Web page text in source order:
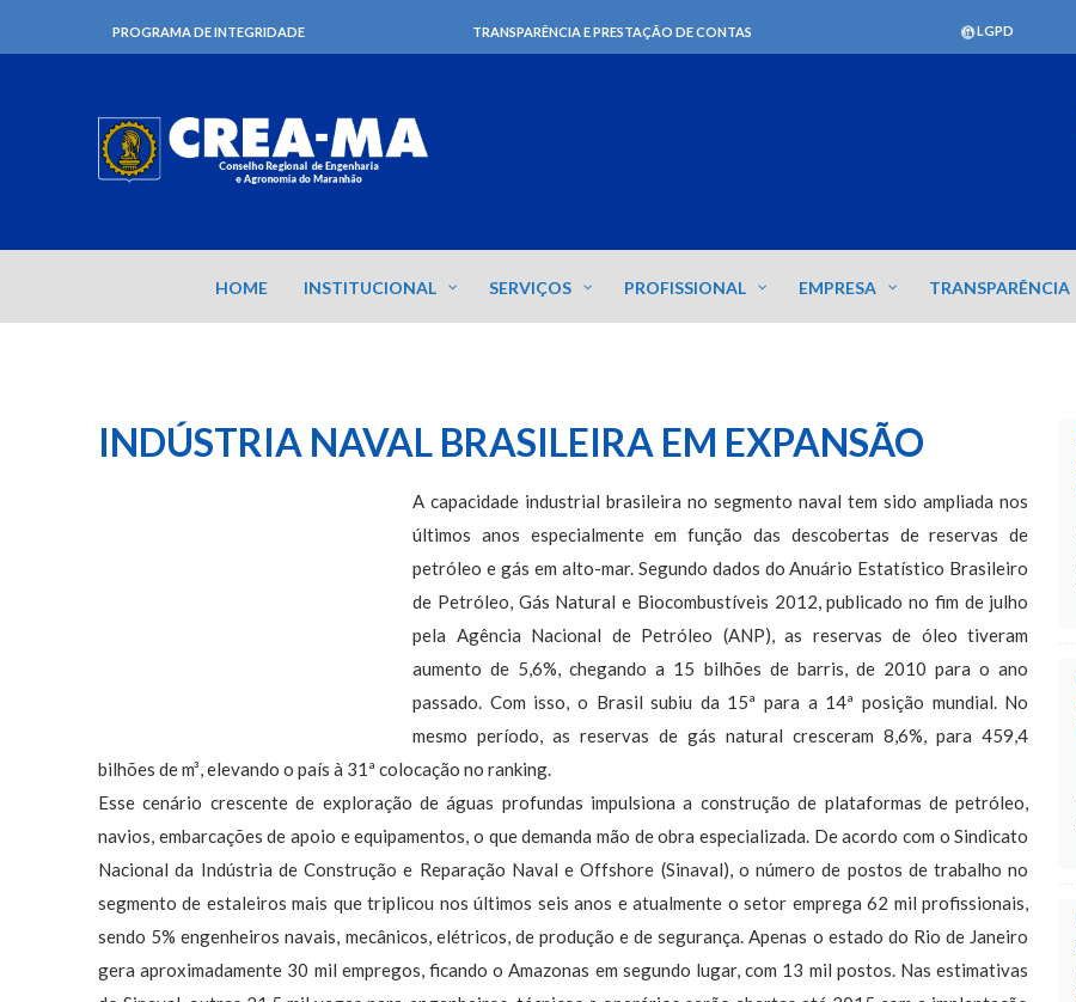
PROGRAMA DE INTEGRIDADE TRANSPARÊNCIA E PRESTAÇÃO DE CONTAS LGPD
HOME INSTITUCIONAL SERVIÇOS PROFISSIONAL EMPRESA TRANSPARÊNCIA
INDÚSTRIA NAVAL BRASILEIRA EM EXPANSÃO
A capacidade industrial brasileira no segmento naval tem sido ampliada nos
últimos anos especialmente em função das descobertas de reservas de
petróleo e gás em alto-mar. Segundo dados do Anuário Estatístico Brasileiro
de Petróleo, Gás Natural e Biocombustíveis 2012, publicado no fim de julho
pela Agência Nacional de Petróleo (ANP), as reservas de óleo tiveram
aumento de 5,6%, chegando a 15 bilhões de barris, de 2010 para o ano
passado. Com isso, o Brasil subiu da 15ª para a 14ª posição mundial. No
mesmo período, as reservas de gás natural cresceram 8,6%, para 459,4
bilhões de m³, elevando o país à 31ª colocação no ranking.
Esse cenário crescente de exploração de águas profundas impulsiona a construção de plataformas de petróleo,
navios, embarcações de apoio e equipamentos, o que demanda mão de obra especializada. De acordo com o Sindicato
Nacional da Indústria de Construção e Reparação Naval e Offshore (Sinaval), o número de postos de trabalho no
segmento de estaleiros mais que triplicou nos últimos seis anos e atualmente o setor emprega 62 mil profissionais,
sendo 5% engenheiros navais, mecânicos, elétricos, de produção e de segurança. Apenas o estado do Rio de Janeiro
gera aproximadamente 30 mil empregos, ficando o Amazonas em segundo lugar, com 13 mil postos. Nas estimativas